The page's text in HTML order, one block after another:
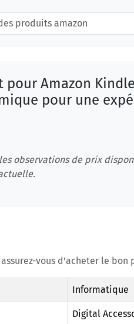
pour Amazon
pour une
observations de prix
vous d'acheter le bon
Informatique
Digital